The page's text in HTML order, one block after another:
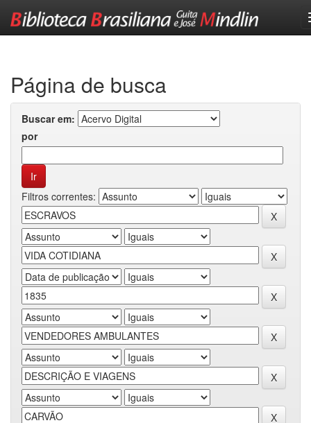
Página de busca
Buscar em:
por
Filtros correntes: